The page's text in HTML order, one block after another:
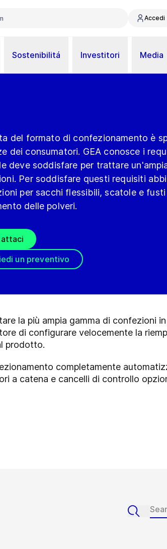
Accedi
Sostenibilitá Investitori Media
del formato di confezionamento è
dei consumatori. GEA conosce i
deve soddisfare per trattare
Per soddisfare questi requisiti
per sacchi flessibili, scatole e
delle polveri.
un preventivo
la più ampia gamma di confezioni
di configurare velocemente la
prodotto.
completamente
a catena e cancelli di controllo